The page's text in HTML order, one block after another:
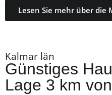
Lesen Sie mehr über die
Kalmar län
Günstiges
Lage 3 km